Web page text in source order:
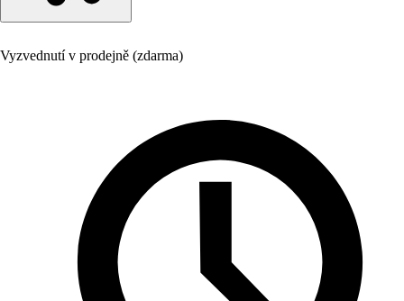
Vyzvednutí v prodejně (zdarma)